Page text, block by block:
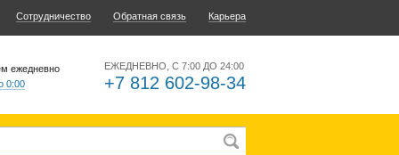
Сотрудничество Обратная связь Карьера
ЕЖЕДНЕВНО, С 7:00 ДО 24:00
+7 812 602-98-34
ежедневно
0:00